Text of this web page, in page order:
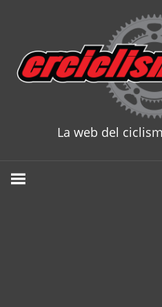
content
La web del